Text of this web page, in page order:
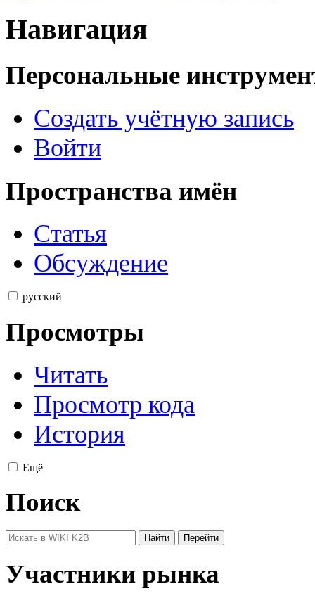
Навигация
Персональные
Создать учётную запись
Войти
Пространства имён
Статья
Обсуждение
русский
Просмотры
Читать
Просмотр кода
История
Ещё
Поиск
Участники рынка